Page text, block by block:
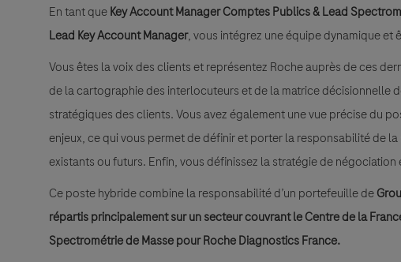
En tant queKey Account Manager Comptes Publics & Lead
Lead Key Account Manager, vous intégrez une équipe dynamique
Vous êtes la voix des clients et représentez Roche auprès de ces
de la cartographie des interlocuteurs et de la matrice décisionnelle
stratégiques des clients. Vous avez également une vue précise du
enjeux, ce qui vous permet de définir et porter la responsabilité de
existants ou futurs. Enfin, vous définissez la stratégie de
Ce poste hybride combine la responsabilité d’un portefeuille de
répartis principalement sur un secteur couvrant le Centre de la
Spectrométrie de Masse pour Roche Diagnostics France.